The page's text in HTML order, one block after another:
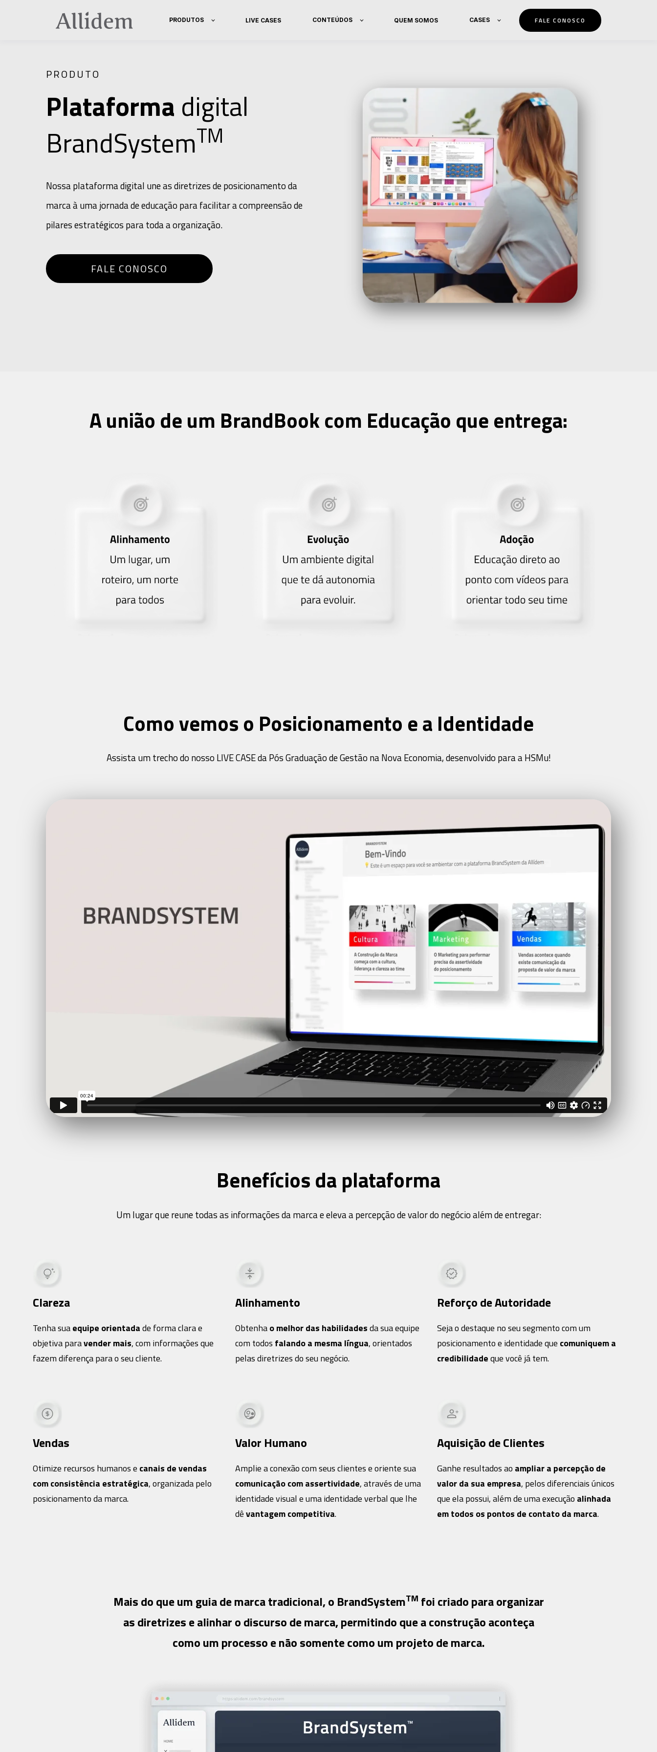
PRODUTOS LIVE CASES CONTEÚDOS QUEM SOMOS CASES FALE CONOSCO
PRODUTO
Plataforma digital
BrandSystemTM
Nossa plataforma digital une as diretrizes de posicionamento da
marca à uma jornada de educação para facilitar a compreensão de
pilares estratégicos para toda a organização.
FALE CONOSCO
A união de um BrandBook com Educação que entrega:
Como vemos o Posicionamento e a Identidade
Assista um trecho do nosso LIVE CASE da Pós Graduação de Gestão na Nova Economia, desenvolvido para a HSMu!
Benefícios da plataforma
Um lugar que reune todas as informações da marca e eleva a percepção de valor do negócio além de entregar:
Clareza
Tenha suaequipe orientadade forma clara e
objetiva paravender mais, com informações que
fazem diferença para o seu cliente.
Alinhamento
Obtenhao melhor das habilidadesda sua equipe
com todos falando a mesma língua, orientados
pelas diretrizes do seu negócio.
Reforço de Autoridade
Seja o destaque no seu segmento com um
posicionamento e identidade que comuniquem a
credibilidadeque você já tem.
Vendas
Otimize recursos humanos e canais de vendas
com consistência estratégica, organizada pelo
posicionamento da marca.
Valor Humano
Amplie a conexão com seus clientes e oriente sua
comunicação com assertividade, através de uma
identidade visual e uma identidade verbal que lhe
dêvantagem competitiva.
Aquisição de Clientes
Ganhe resultados ao ampliar a percepção de
valor da sua empresa, pelos diferenciais únicos
que ela possui, além de uma execução alinhada
em todos os pontos de contato da marca.
Mais do que um guia de marca tradicional, o BrandSystemTM foi criado para organizar
as diretrizes e alinhar o discurso de marca, permitindo que a construção aconteça
como um processo e não somente como um projeto de marca.